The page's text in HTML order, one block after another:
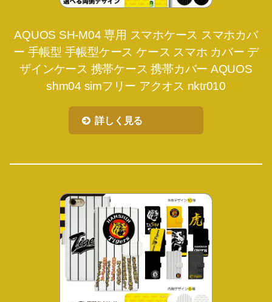
AQUOS SH-M04 専用 スマホケース スマホカバ
ー 手帳型 手帳型ケース ケース スマホ カバー デ
ザインケース 携帯ケース 携帯カバー AQUOS
shm04 simフリー アクオス nktr010
詳しく見る